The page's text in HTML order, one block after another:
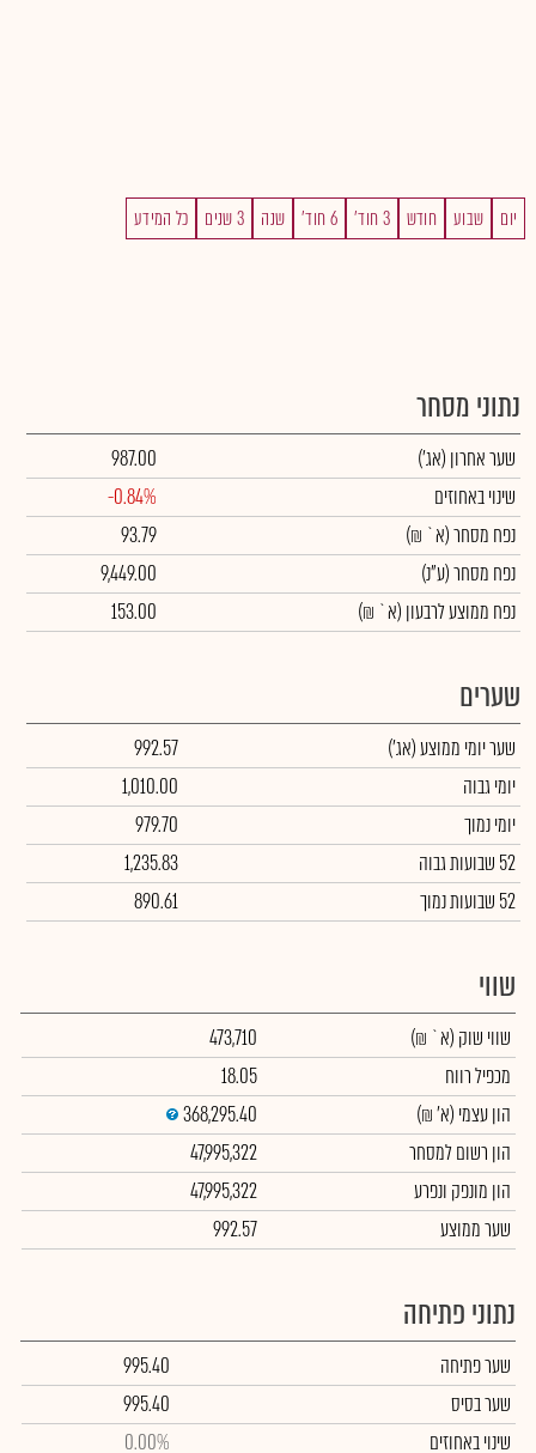
יום שבוע חודש 3 חוד' 6 חוד' שנה 3 שנים כל המידע
נתוני מסחר
שער אחרון (אג')
987.00
שינוי באחוזים
-0.84%
נפח מסחר(א` ₪)
93.79
נפח מסחר(ע"נ)
9,449.00
נפח ממוצע לרבעון (א` ₪)
153.00
שערים
שער יומי ממוצע(אג')
992.57
יומי גבוה
1,010.00
יומי נמוך
979.70
52 שבועות גבוה
1,235.83
52 שבועות נמוך
890.61
שווי
שווי שוק (א` ₪)
473,710
מכפיל רווח
18.05
הון עצמי (א' ₪)
368,295.40
הון רשום למסחר
47,995,322
הון מונפק ונפרע
47,995,322
שער ממוצע
992.57
נתוני פתיחה
שער פתיחה
995.40
שער בסיס
995.40
שינוי באחוזים
0.00%